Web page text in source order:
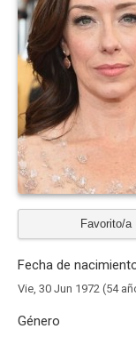
Favorito/a
Fecha de
Vie, 30 Jun 1972 (54
Género